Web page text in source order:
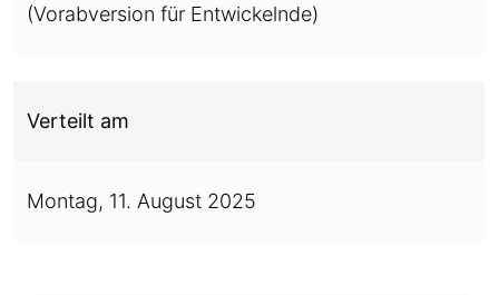
(Vorabversion für Entwickelnde)
Verteilt am
Montag, 11. August 2025